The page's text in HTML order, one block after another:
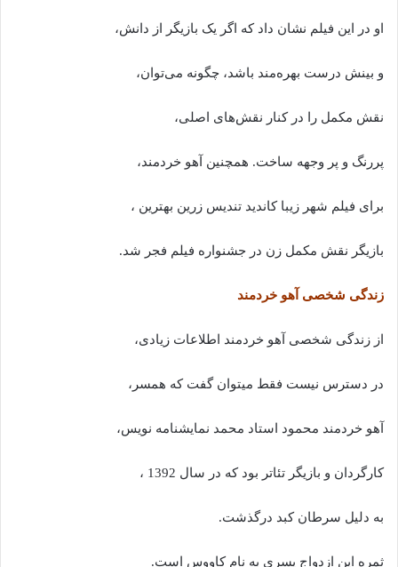
او در این فیلم نشان داد که اگر یک بازیگر از دانش،
و بینش درست بهره‌مند باشد، چگونه می‌توان،
نقش مکمل را در کنار نقش‌های اصلی،
پررنگ و پر وجهه ساخت. همچنین آهو خردمند،
برای فیلم شهر زیبا کاندید تندیس زرین بهترین ،
بازیگر نقش مکمل زن در جشنواره فیلم فجر شد.
زندگی شخصی آهو خردمند
از زندگی شخصی آهو خردمند اطلاعات زیادی،
در دسترس نیست فقط میتوان گفت که همسر،
آهو خردمند محمود استاد محمد نمایشنامه نویس،
کارگردان و بازیگر تئاتر بود که در سال 1392 ،
به دلیل سرطان کبد درگذشت.
ثمره این ازدواج پسری به نام کاووس است.